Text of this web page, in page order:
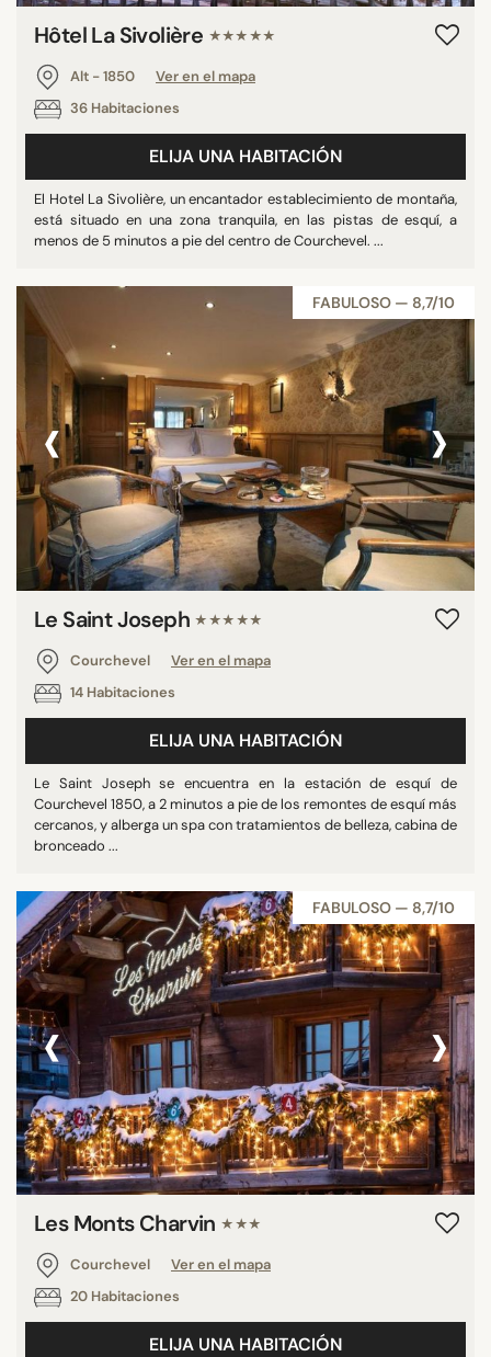
Hôtel La Sivolière ★★★★★
Alt - 1850
Ver en el mapa
36 Habitaciones
ELIJA UNA HABITACIÓN
El Hotel La Sivolière, un encantador establecimiento de montaña,
está situado en una zona tranquila, en las pistas de esquí, a
menos de 5 minutos a pie del centro de Courchevel. ...
FABULOSO — 8,7/10
‹ ›
Le Saint Joseph ★★★★★
Courchevel
Ver en el mapa
14 Habitaciones
ELIJA UNA HABITACIÓN
Le Saint Joseph se encuentra en la estación de esquí de
Courchevel 1850, a 2 minutos a pie de los remontes de esquí más
cercanos, y alberga un spa con tratamientos de belleza, cabina de
bronceado ...
FABULOSO — 8,7/10
‹ ›
Les Monts Charvin ★★★
Courchevel
Ver en el mapa
20 Habitaciones
ELIJA UNA HABITACIÓN